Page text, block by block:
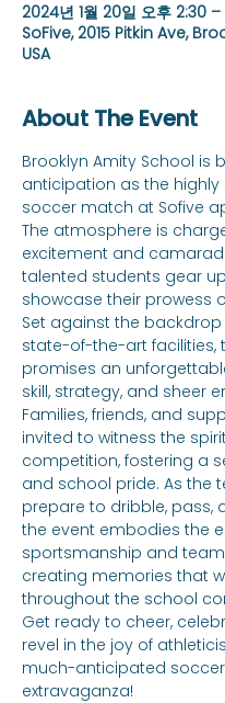
2024년 1월 20일 오후 2:30
SoFive, 2015 Pitkin Ave,
USA
About The Event
Brooklyn Amity School is
anticipation as the highly
soccer match at Sofive
The atmosphere is
excitement and
talented students gear
showcase their prowess
Set against the backdrop
state-of-the-art facilities,
promises an
skill, strategy, and sheer
Families, friends, and
invited to witness the
competition, fostering a
and school pride. As the
prepare to dribble, pass,
the event embodies the
sportsmanship and
creating memories that
throughout the school
Get ready to cheer,
revel in the joy of
much-anticipated soccer
extravaganza!